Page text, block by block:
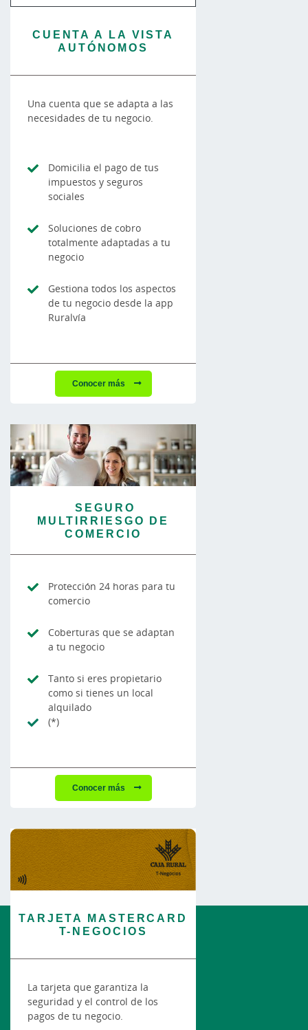
CUENTA A LA VISTA
AUTÓNOMOS
Una cuenta que se adapta a las
necesidades de tu negocio.
Domicilia el pago de tus
impuestos y seguros
sociales
Soluciones de cobro
totalmente adaptadas a tu
negocio
Gestiona todos los aspectos
de tu negocio desde la app
Ruralvía
Conocer más
SEGURO
MULTIRRIESGO DE
COMERCIO
Protección 24 horas para tu
comercio
Coberturas que se adaptan
a tu negocio
Tanto si eres propietario
como si tienes un local
alquilado
(*)
Conocer más
TARJETA MASTERCARD
T-NEGOCIOS
La tarjeta que garantiza la
seguridad y el control de los
pagos de tu negocio.